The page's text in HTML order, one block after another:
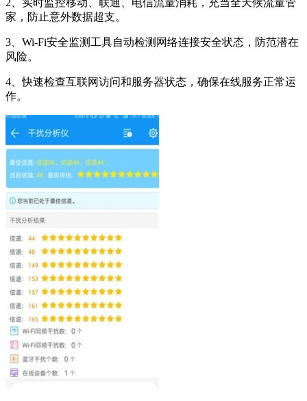
2、实时监控移动、联通、电信流量消耗，充当全天候流量管
家，防止意外数据超支。
3、Wi-Fi安全监测工具自动检测网络连接安全状态，防范潜在
风险。
4、快速检查互联网访问和服务器状态，确保在线服务正常运
作。